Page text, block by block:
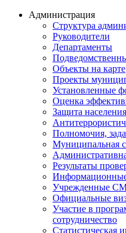
Администрация
Структура
Руководители
Департаменты
Объекты на карте
Проекты
Установленные
Оценка
Защита населения
Полномочия,
Муниципальная
Результаты
Учрежденные
Официальные
Участие в
сотрудничество
Статистическая